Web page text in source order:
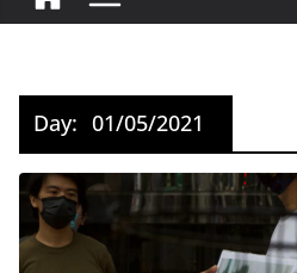
Day: 01/05/2021